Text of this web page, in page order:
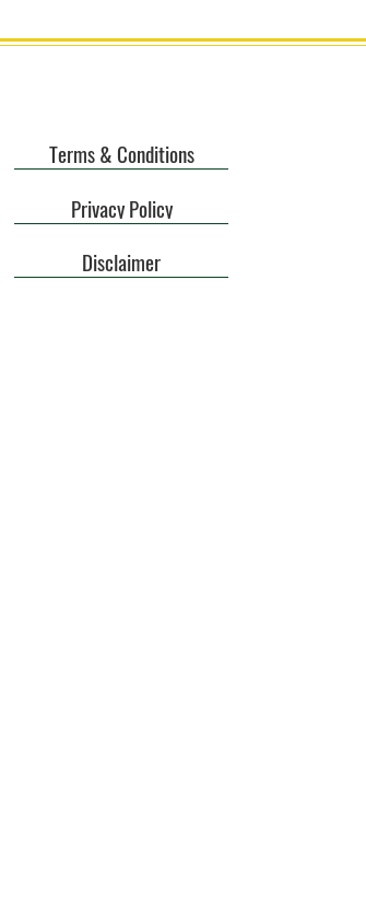
Terms & Conditions
Privacy Policy
Disclaimer